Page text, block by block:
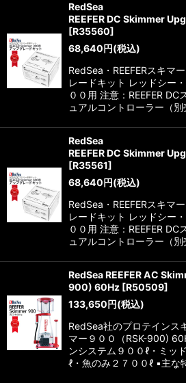
RedSea
REEFER DC Skimmer
[R35560]
68,640円(税込)
RedSea・REEFERスキマ
レードキット レッドシー
００用 注意：REEFER
ュアルコントローラー（
RedSea
REEFER DC Skimmer
[R35561]
68,640円(税込)
RedSea・REEFERスキマ
レードキット レッドシー
００用 注意：REEFER
ュアルコントローラー（
RedSea REEFER AC
900) 60Hz [R50509]
133,650円(税込)
RedSea社のプロテインス
マー９００（RSK-900)
ンシステム９００ℓ・ミッ
ℓ・魚のみ２７００ℓ ▪️主な